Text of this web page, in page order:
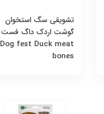
تشویقی سگ استخوان‌
گوشت اردک داگ فست
Dog fest Duck meat
bones